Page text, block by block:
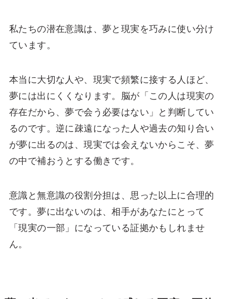
私たちの潜在意識は、夢と現実を巧みに使い分け
ています。
本当に大切な人や、現実で頻繁に接する人ほど、
夢には出にくくなります。脳が「この人は現実の
存在だから、夢で会う必要はない」と判断してい
るのです。逆に疎遠になった人や過去の知り合い
が夢に出るのは、現実では会えないからこそ、夢
の中で補おうとする働きです。
意識と無意識の役割分担は、思った以上に合理的
です。夢に出ないのは、相手があなたにとって
「現実の一部」になっている証拠かもしれませ
ん。